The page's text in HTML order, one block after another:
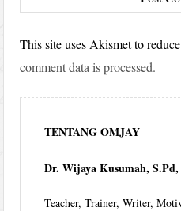
This site uses Akismet to
comment data is processed.
TENTANG OMJAY
Dr. Wijaya Kusumah,
Teacher, Trainer, Writer,